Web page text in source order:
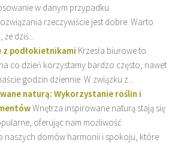
w danym przypadku
rzeczywiście jest dobre. Warto
dziś...
z podłokietnikami Krzesła biurowe to
co dzień korzystamy bardzo często, nawet
godzin dziennie. W związku z...
naturą: Wykorzystanie roślin i
Wnętrza inspirowane naturą stają się
oferując nam możliwość
naszych domów harmonii i spokoju, które